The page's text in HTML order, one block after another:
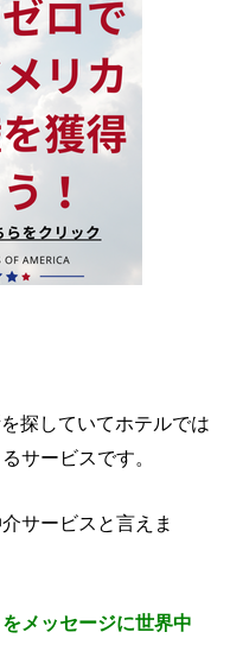
探していてホテルでは
サービスです。
サービスと言えま
メッセージに世界中